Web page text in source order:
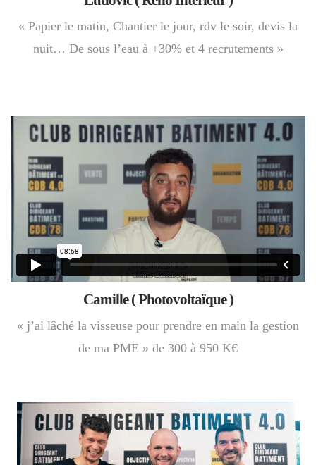
« Papier le matin, Chantier le jour, rdv le soir, devis la
nuit… De sous l’eau à +30% et 4 recrutements »
Camille ( Photovoltaïque )
« j’ai lâché la visseuse pour prendre en main la gestion
de ma PME » de 300 à 950 K€